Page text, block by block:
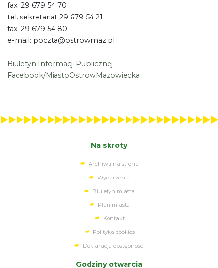
fax. 29 679 54 70
tel. sekretariat 29 679 54 21
fax. 29 679 54 80
e-mail: poczta@ostrowmaz.pl
Biuletyn Informacji Publicznej
Facebook/MiastoOstrowMazowiecka
Na skróty
Archiwalna strona
Wydarzenia
Biuletyn miasta
Plan miasta
Kontakt
Polityka cookies
Deklaracja dostępności
Godziny otwarcia